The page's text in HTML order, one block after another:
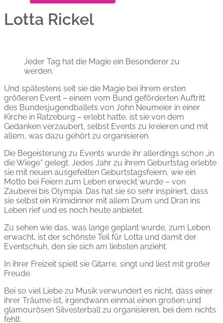
Lotta Rickel
Jeder Tag hat die Magie ein Besonderer zu
werden.
Und spätestens seit sie die Magie bei ihrem ersten
größeren Event – einem vom Bund geförderten Auftritt
des Bundesjugendballets von John Neumeier in einer
Kirche in Ratzeburg – erlebt hatte, ist sie von dem
Gedanken verzaubert, selbst Events zu kreieren und mit
allem, was dazu gehört zu organisieren.
Die Begeisterung zu Events wurde ihr allerdings schon „in
die Wiege“ gelegt. Jedes Jahr zu ihrem Geburtstag erlebte
sie mit neuen ausgefeilten Geburtstagsfeiern, wie ein
Motto bei Feiern zum Leben erweckt wurde – von
Zauberei bis Olympia. Das hat sie so sehr inspiriert, dass
sie selbst ein Krimidinner mit allem Drum und Dran ins
Leben rief und es noch heute anbietet.
Zu sehen wie das, was lange geplant wurde, zum Leben
erwacht, ist der schönste Teil für Lotta und damit der
Eventschuh, den sie sich am liebsten anzieht.
In ihrer Freizeit spielt sie Gitarre, singt und liest mit großer
Freude.
Bei so viel Liebe zu Musik verwundert es nicht, dass einer
ihrer Träume ist, irgendwann einmal einen großen und
glamourösen Silvesterball zu organisieren, bei dem nichts
fehlt.